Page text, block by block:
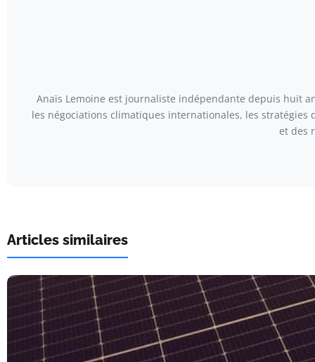
Anaïs Lemoine est journaliste indépendante depuis huit
les négociations climatiques internationales, les
et des
Articles similaires